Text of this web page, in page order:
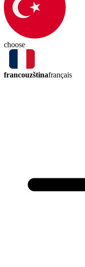
choose
francouzštinafrançais